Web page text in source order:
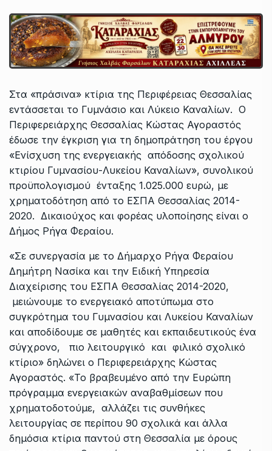
Στα «πράσινα» κτίρια της Περιφέρειας Θεσσαλίας
εντάσσεται το Γυμνάσιο και Λύκειο Καναλίων. Ο
Περιφερειάρχης Θεσσαλίας Κώστας Αγοραστός
έδωσε την έγκριση για τη δημοπράτηση του έργου
«Ενίσχυση της ενεργειακής απόδοσης σχολικού
κτιρίου Γυμνασίου-Λυκείου Καναλίων», συνολικού
προϋπολογισμού ένταξης 1.025.000 ευρώ, με
χρηματοδότηση από το ΕΣΠΑ Θεσσαλίας 2014-
2020. Δικαιούχος και φορέας υλοποίησης είναι ο
Δήμος Ρήγα Φεραίου.
«Σε συνεργασία με το Δήμαρχο Ρήγα Φεραίου
Δημήτρη Νασίκα και την Ειδική Υπηρεσία
Διαχείρισης του ΕΣΠΑ Θεσσαλίας 2014-2020,
μειώνουμε το ενεργειακό αποτύπωμα στο
συγκρότημα του Γυμνασίου και Λυκείου Καναλίων
και αποδίδουμε σε μαθητές και εκπαιδευτικούς ένα
σύγχρονο, πιο λειτουργικό και φιλικό σχολικό
κτίριο» δηλώνει ο Περιφερειάρχης Κώστας
Αγοραστός. «Το βραβευμένο από την Ευρώπη
πρόγραμμα ενεργειακών αναβαθμίσεων που
χρηματοδοτούμε, αλλάζει τις συνθήκες
λειτουργίας σε περίπου 90 σχολικά και άλλα
δημόσια κτίρια παντού στη Θεσσαλία με όρους